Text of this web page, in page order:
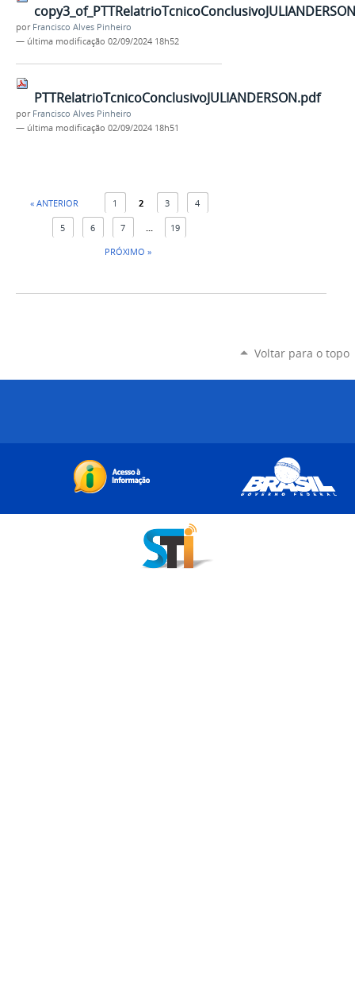
por Francisco Alves Pinheiro
— última modificação 02/09/2024 18h52
PTTRelatrioTcnicoConclusivoJULIANDERSON.pdf
por Francisco Alves Pinheiro
— última modificação 02/09/2024 18h51
« ANTERIOR 1 2 3 4
5 6 7
19
PRÓXIMO »
Voltar para o topo